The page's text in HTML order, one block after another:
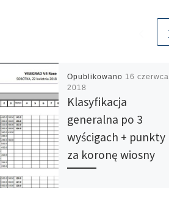
Opublikowano 16 czerwca
2018
Klasyfikacja
generalna po 3
wyścigach + punkty
za koronę wiosny